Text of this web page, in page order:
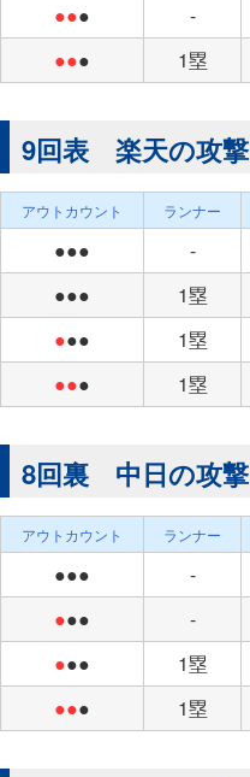
●●● -
●●● 1塁
9回表 楽天の攻撃
アウトカウント ランナー
●●● -
●●●
1塁
●●● 1塁
●●● 1塁
8回裏 中日の攻撃
アウトカウント ランナー
●●● -
●●● -
●●● 1塁
●●● 1塁